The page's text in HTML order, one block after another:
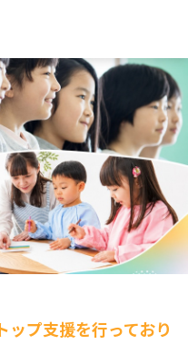
プ支援を行っており